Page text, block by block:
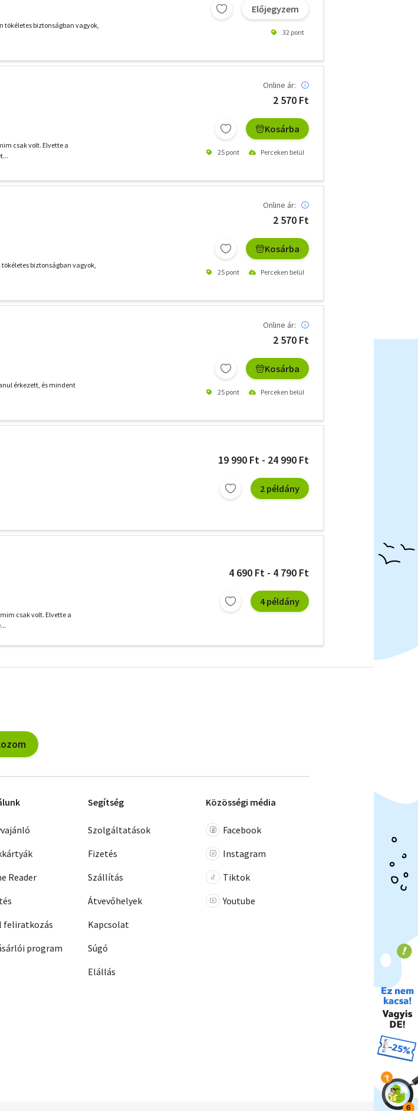
tökéletes biztonságban vagyok,
Előjegyzem
32 pont
csak volt. Elvette a
Online ár:
2 570 Ft
Kosárba
25 pont Perceken belül
biztonságban vagyok,
Online ár:
2 570 Ft
Kosárba
25 pont Perceken belül
érkezett, és mindent
Online ár:
2 570 Ft
Kosárba
25 pont Perceken belül
19 990 Ft - 24 990 Ft
2 példány
csak volt. Elvette a
4 690 Ft - 4 790 Ft
4 példány
szűrők
Reader
feliratkozás
program
Segítség
Szolgáltatások
Fizetés
Szállítás
Átvevőhelyek
Kapcsolat
Súgó
Elállás
Közösségi média
Facebook
Instagram
Tiktok
Youtube